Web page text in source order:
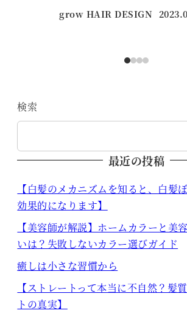
grow HAIR DESIGN 投稿日
検索
最近の投稿
【白髪のメカニズムを知ると、白髪
効果的になります】
【美容師が解説】ホームカラーと美
いは？失敗しないカラー選びガイド
癒しは小さな習慣から
【ストレートって本当に不自然？髪
トの真実】